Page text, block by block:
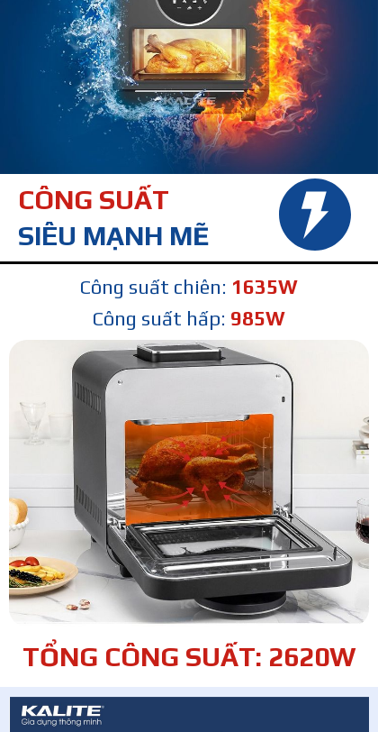
CÔNG SUẤT
SIÊU MẠNH MẼ
Công suất chiên: 1635W
Công suất hấp: 985W
TỔNG CÔNG SUẤT: 2620W